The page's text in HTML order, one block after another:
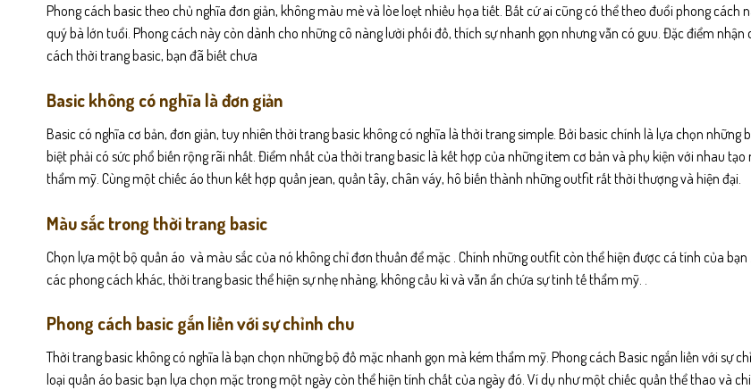
Phong cách basic theo chủ nghĩa đơn giản, không màu mè và lòe loẹt nhiều họa tiết. Bất cứ ai cũng có thể theo đuổi phong cách
quý bà lớn tuổi. Phong cách này còn dành cho những cô nàng lười phối đồ, thích sự nhanh gọn nhưng vẫn có guu. Đặc điểm nhận
cách thời trang basic, bạn đã biết chưa
Basic không có nghĩa là đơn giản
Basic có nghĩa cơ bản, đơn giản, tuy nhiên thời trang basic không có nghĩa là thời trang simple. Bởi basic chính là lựa chọn những
biệt phải có sức phổ biến rộng rãi nhất. Điểm nhất của thời trang basic là kết hợp của những item cơ bản và phụ kiện với nhau tạo
thẩm mỹ. Cùng một chiếc áo thun kết hợp quần jean, quần tây, chân váy, hô biến thành những outfit rất thời thượng và hiện đại.
Màu sắc trong thời trang basic
Chọn lựa một bộ quần áo và màu sắc của nó không chỉ đơn thuần để mặc . Chính những outfit còn thể hiện được cá tính của bạn
các phong cách khác, thời trang basic thể hiện sự nhẹ nhàng, không cầu kì và vẫn ẩn chứa sự tinh tế thẩm mỹ. .
Phong cách basic gắn liền với sự chỉnh chu
Thời trang basic không có nghĩa là bạn chọn những bộ đồ mặc nhanh gọn mà kém thẩm mỹ. Phong cách Basic ngắn liền với sự
loại quần áo basic bạn lựa chọn mặc trong một ngày còn thể hiện tính chất của ngày đó. Ví dụ như một chiếc quần thể thao và